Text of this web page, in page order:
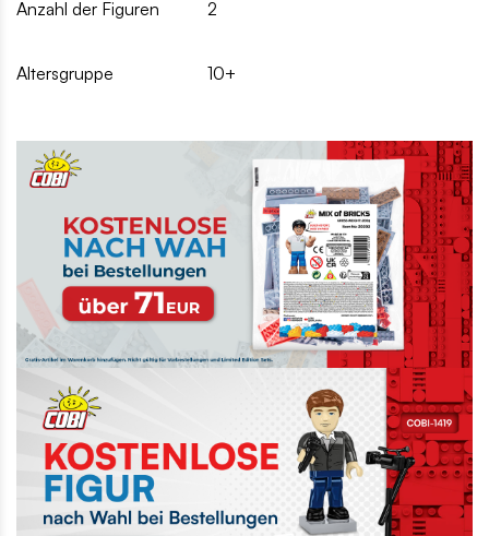
Anzahl der Figuren
2
Altersgruppe 10+